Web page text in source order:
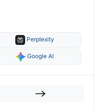
Perplexity
Google AI